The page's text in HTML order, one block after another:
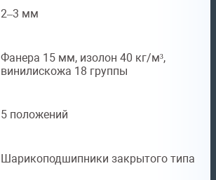
2–3 мм
Фанера 15 мм, изолон 40 кг/м³,
винилискожа 18 группы
5 положений
Шарикоподшипники закрытого типа